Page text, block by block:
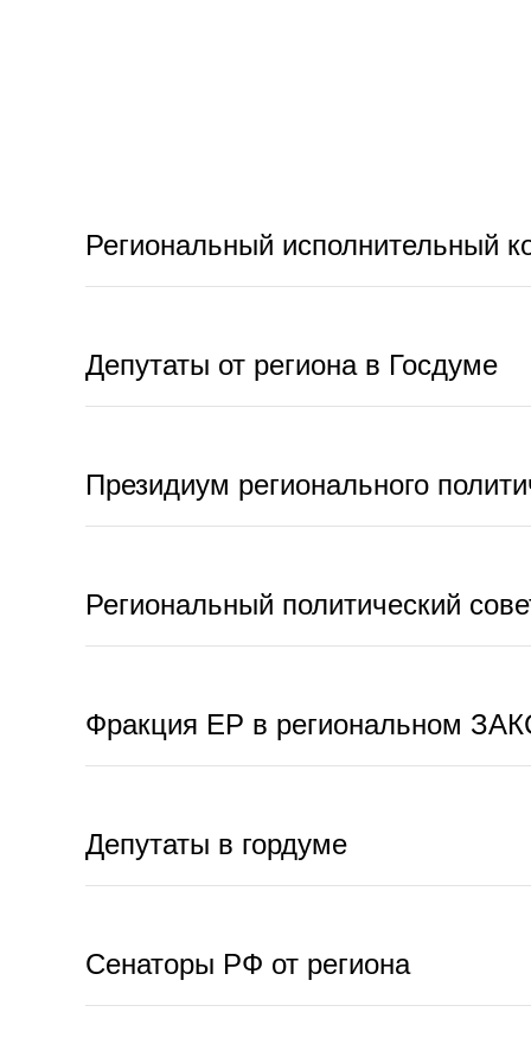
Региональный исполнительный
Депутаты от региона в Госдуме
Президиум регионального
Региональный политический
Фракция ЕР в региональном
Депутаты в гордуме
Сенаторы РФ от региона